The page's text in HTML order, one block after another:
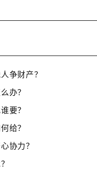
争财产？
办？
要？
给？
协力？